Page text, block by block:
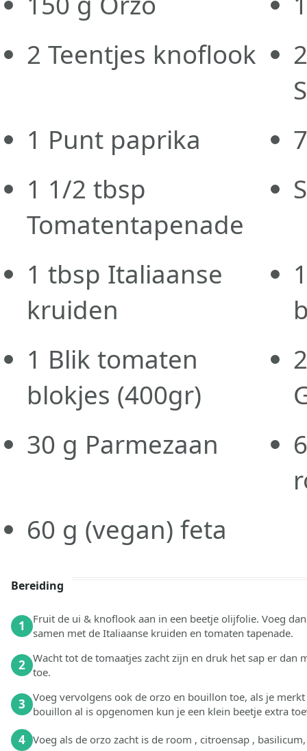
2 Teentjes knoflook
1 Punt paprika
1 1/2 tbsp
Tomatentapenade
1 tbsp Italiaanse
kruiden
1 Blik tomaten
blokjes (400gr)
30 g Parmezaan
60 g (vegan) feta
Bereiding
1
Fruit de ui & knoflook aan in een beetje olijfolie. Voeg
samen met de Italiaanse kruiden en tomaten tapenade.
2 Wacht tot de tomaatjes zacht zijn en druk het sap er dan
toe.
3 Voeg vervolgens ook de orzo en bouillon toe, als je
bouillon al is opgenomen kun je een klein beetje extra
4 Voeg als de orzo zacht is de room , citroensap ,